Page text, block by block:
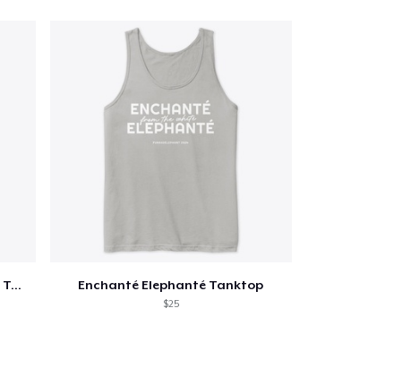
Enchanté Elephanté Racerback Tanktop Enchanté Elephanté Tanktop
$25